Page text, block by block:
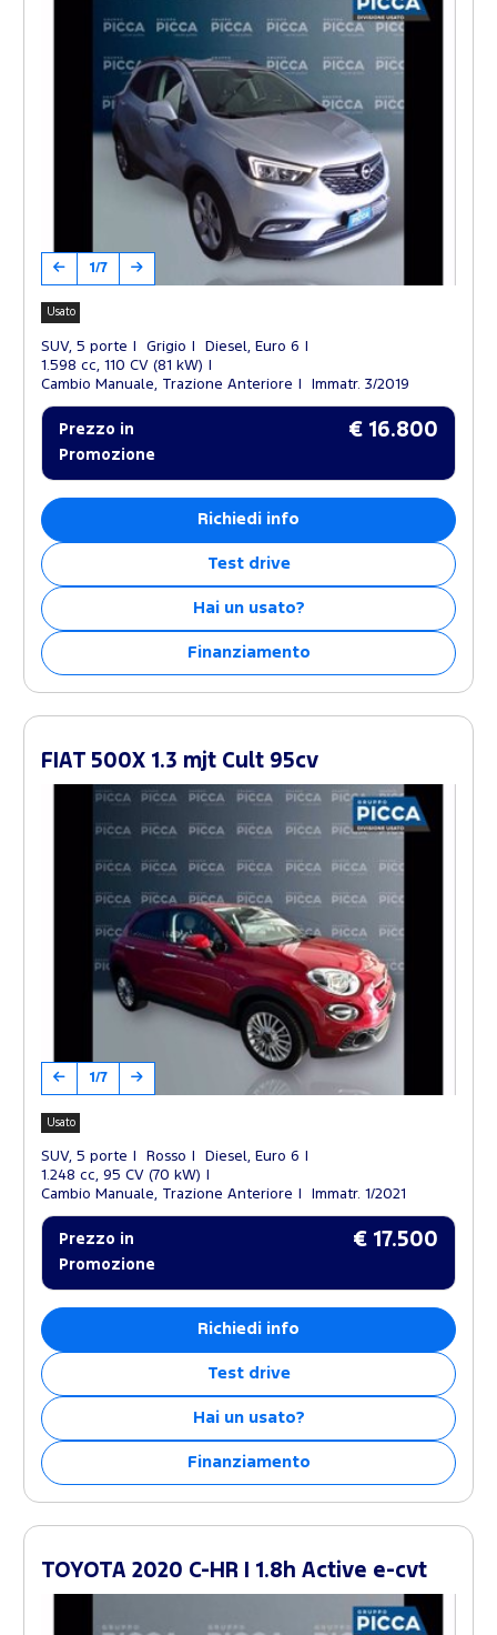
1/7
Usato
SUV, 5 porte Grigio
Diesel, Euro 6
1.598 cc, 110 CV (81 kW)
Cambio Manuale, Trazione Anteriore
Immatr. 3/2019
Prezzo in
Promozione
€ 16.800
Richiedi info
Test drive
Hai un usato?
Finanziamento
FIAT 500X 1.3 mjt Cult 95cv
1/7
Usato
SUV, 5 porte Rosso
Diesel, Euro 6
1.248 cc, 95 CV (70 kW)
Cambio Manuale, Trazione Anteriore
Immatr. 1/2021
Prezzo in
Promozione
€ 17.500
Richiedi info
Test drive
Hai un usato?
Finanziamento
TOYOTA 2020 C-HR I 1.8h Active e-cvt